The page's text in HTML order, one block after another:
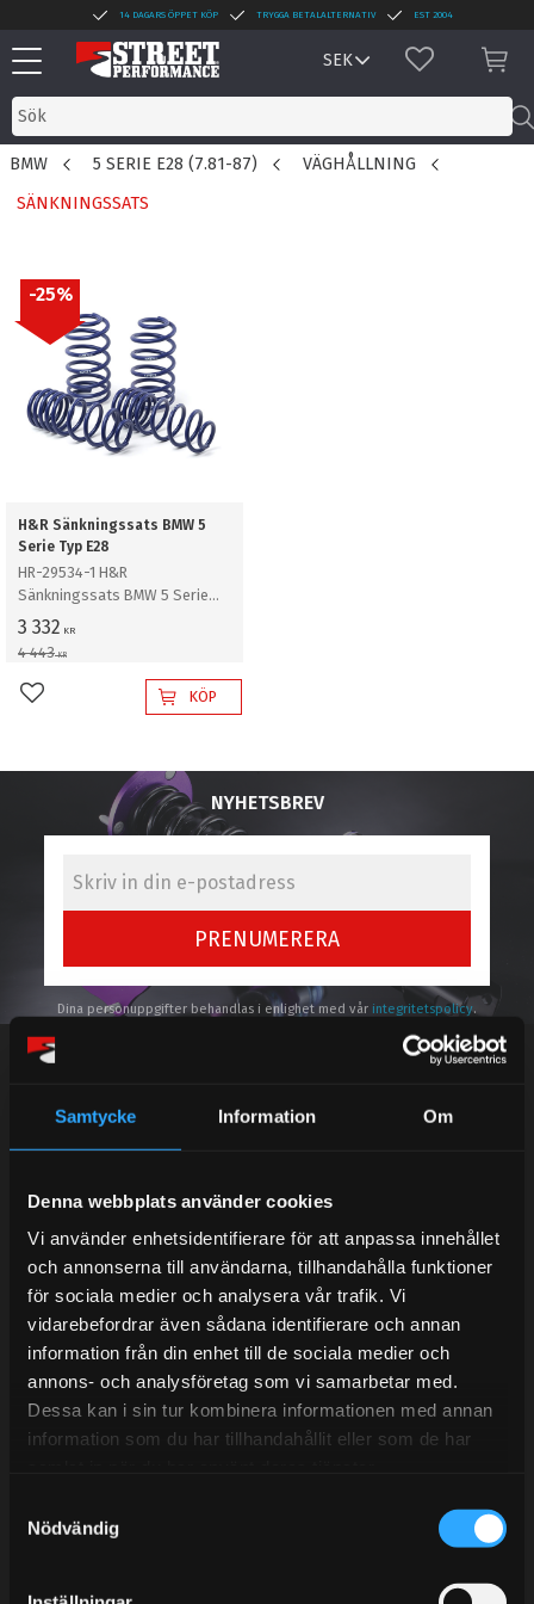
Samtycke Information Om
Denna webbplats använder cookies
Vi använder enhetsidentifierare för att anpassa innehållet
och annonserna till användarna, tillhandahålla funktioner
för sociala medier och analysera vår trafik. Vi
vidarebefordrar även sådana identifierare och annan
information från din enhet till de sociala medier och
annons- och analysföretag som vi samarbetar med.
Dessa kan i sin tur kombinera informationen med annan
information som du har tillhandahållit eller som de har
Nödvändig
Meny
14 DAGARS ÖPPET KÖP TRYGGA BETALALTERNATIV EST 2004
FAVORITER
BMW 5 SERIE E28 (7.81-87)
VÄGHÅLLNING
SÄNKNINGSSATS
H&R Sänkningssats BMW 5
Serie Typ E28
HR-29534-1 H&R
Sänkningssats BMW 5 Serie
Typ 5/1, E28 Sedan 4-+6-
Cylinder . Ej M5 Sänker ca: 15-
30mm
3 332 KR
4 443KR
25%
Lägg till i favoriterKÖP
NYHETSBREV
PRENUMERERA
Dina personuppgifter behandlas i enlighet med vår integritetspolicy.
Kundtjänst telefon:
Semestertider.
Under V.27 - V.33 nås vi enbart på mejl. Ordrar skickas
under sommaren men med viss fördröjning. 2/7 -9/7 är
det helt stängt.
Mån-Tors: 10:30-15:00
Lunchstängt 12:00-13:00
Tel:031- 51 66 60